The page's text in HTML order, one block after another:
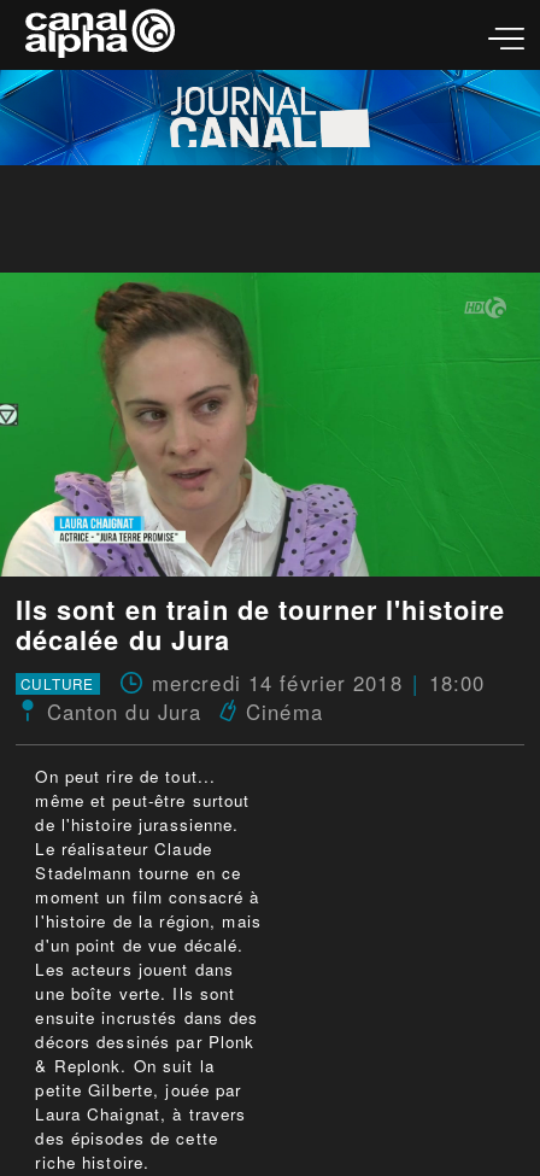
Ils sont en train de tourner l'histoire
décalée du Jura
CULTURE mercredi 14 février 2018
18:00
Canton du Jura
Cinéma
On peut rire de tout...
même et peut-être surtout
de l'histoire jurassienne.
Le réalisateur Claude
Stadelmann tourne en ce
moment un film consacré à
l'histoire de la région, mais
d'un point de vue décalé.
Les acteurs jouent dans
une boîte verte. Ils sont
ensuite incrustés dans des
décors dessinés par Plonk
& Replonk. On suit la
petite Gilberte, jouée par
Laura Chaignat, à travers
des épisodes de cette
riche histoire.